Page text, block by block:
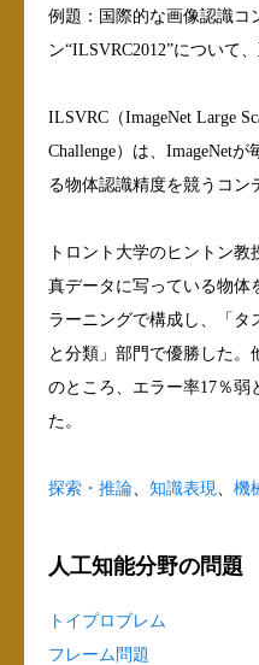
例題：国際的な画像認識コ
ン“ILSVRC2012”について
ILSVRC（ImageNet Large
Challenge）は、ImageNet
る物体認識精度を競うコン
トロント大学のヒントン教
真データに写っている物体
ラーニングで構成し、「タ
と分類」部門で優勝した。
のところ、エラー率17％弱
た。
探索・推論、 知識表現、 機
人工知能分野の問題
トイプロブレム
フレーム問題